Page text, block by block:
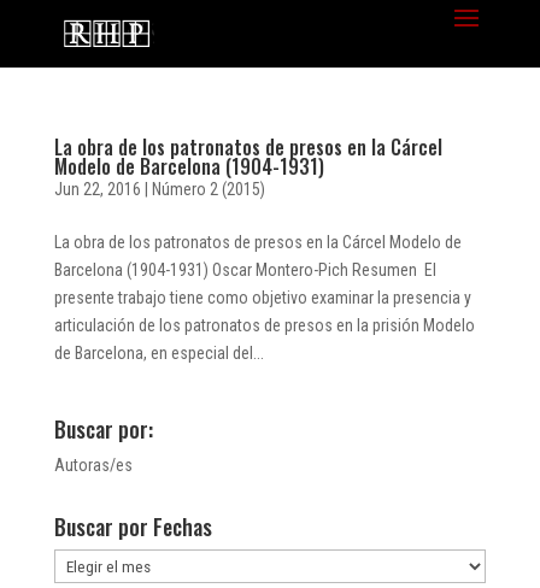
La obra de los patronatos de presos en la Cárcel
Modelo de Barcelona (1904-1931)
Jun 22, 2016 Número 2 (2015)
La obra de los patronatos de presos en la Cárcel Modelo de
Barcelona (1904-1931) Oscar Montero-Pich Resumen El
presente trabajo tiene como objetivo examinar la presencia y
articulación de los patronatos de presos en la prisión Modelo
de Barcelona, en especial del...
Buscar por:
Autoras/es
Buscar por Fechas
Buscar